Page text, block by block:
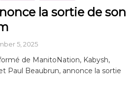
la sortie de son
5, 2025
de ManitoNation, Kabysh,
Paul Beaubrun, annonce la sortie